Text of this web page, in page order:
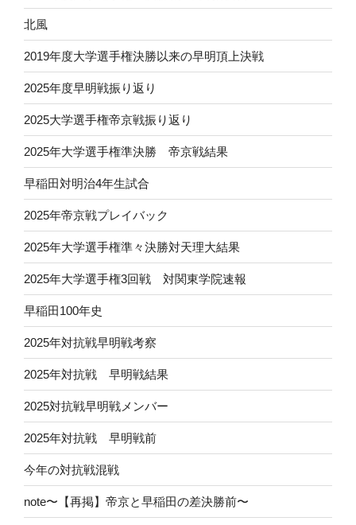
北風
2019年度大学選手権決勝以来の早明頂上決戦
2025年度早明戦振り返り
2025大学選手権帝京戦振り返り
2025年大学選手権準決勝 帝京戦結果
早稲田対明治4年生試合
2025年帝京戦プレイバック
2025年大学選手権準々決勝対天理大結果
2025年大学選手権3回戦 対関東学院速報
早稲田100年史
2025年対抗戦早明戦考察
2025年対抗戦 早明戦結果
2025対抗戦早明戦メンバー
2025年対抗戦 早明戦前
今年の対抗戦混戦
note〜【再掲】帝京と早稲田の差決勝前〜